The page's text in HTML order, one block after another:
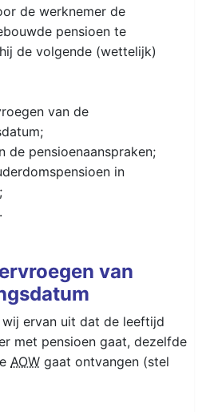
de werknemer de
pensioen te
de volgende (wettelijk)
van de
de pensioenaanspraken;
in
van
ervan uit dat de leeftijd
met pensioen gaat, dezelfde
AOW gaat ontvangen (stel